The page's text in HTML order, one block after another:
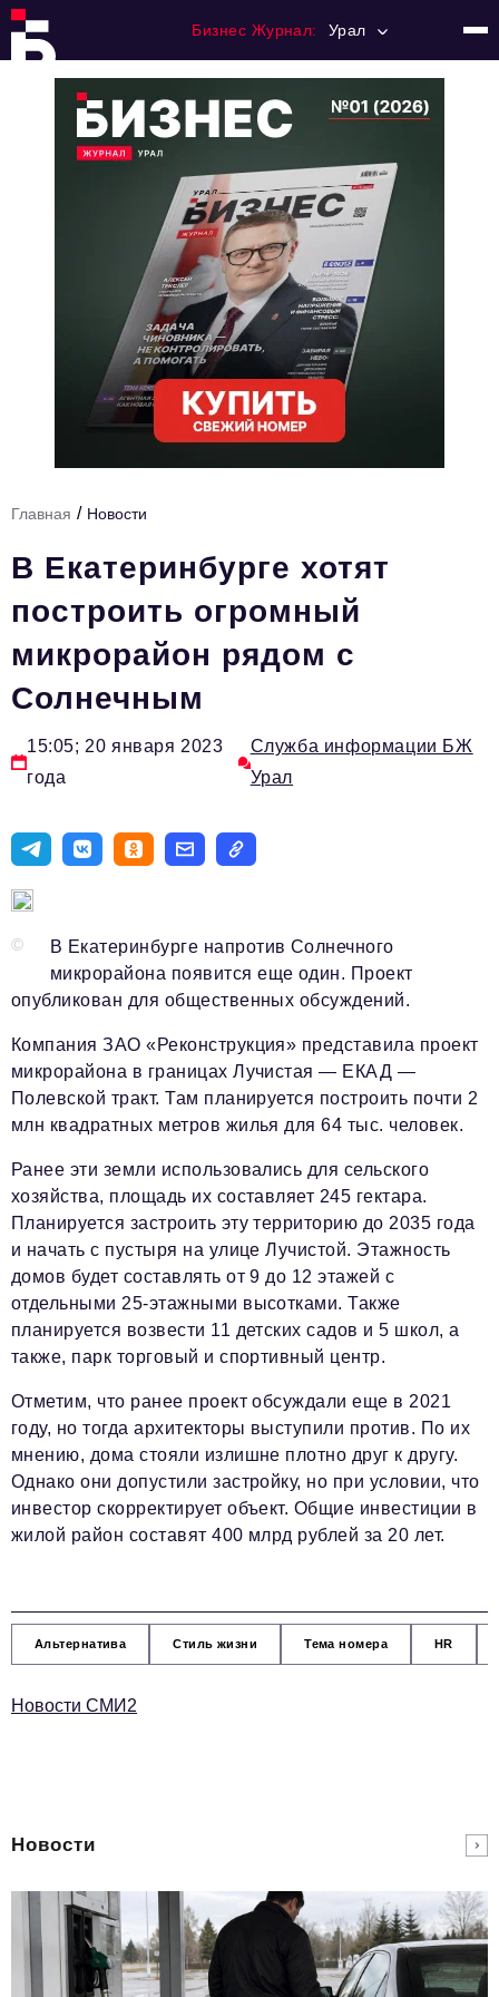
Бизнес Журнал: Урал
Тема номера
Технологии и тренды
Ниши и рынки
Цитаты
Туризм
Новости
Импортозамещение
Топ-100 влиятельных людей Свердловской области
Авторские материалы
Видео
ТОП-100 влиятельных людей — 2025
Телефон редакции:+7 495 727-01-67
Электронные почты редакции:
Информационный отдел
Отдел рекламы
reklama@business-magazine.online
Отдел распространения/редакционная подписка
podpiska@business-magazine.online
Отдел по работе с партнерами
partner@business-magazine.online
Главная / Новости
В Екатеринбурге хотят
построить огромный
микрорайон рядом с
Солнечным
15:05; 20 января 2023
года
Служба информации БЖ
Урал
©
В Екатеринбурге напротив Солнечного
микрорайона появится еще один. Проект
опубликован для общественных обсуждений.
Компания ЗАО «Реконструкция» представила проект
микрорайона в границах Лучистая — ЕКАД —
Полевской тракт. Там планируется построить почти 2
млн квадратных метров жилья для 64 тыс. человек.
Ранее эти земли использовались для сельского
хозяйства, площадь их составляет 245 гектара.
Планируется застроить эту территорию до 2035 года
и начать с пустыря на улице Лучистой. Этажность
домов будет составлять от 9 до 12 этажей с
отдельными 25-этажными высотками. Также
планируется возвести 11 детских садов и 5 школ, а
также, парк торговый и спортивный центр.
Отметим, что ранее проект обсуждали еще в 2021
году, но тогда архитекторы выступили против. По их
мнению, дома стояли излишне плотно друг к другу.
Однако они допустили застройку, но при условии, что
инвестор скорректирует объект. Общие инвестиции в
жилой район составят 400 млрд рублей за 20 лет.
Альтернатива Стиль жизни Тема номера HR
Новости СМИ2
Новости